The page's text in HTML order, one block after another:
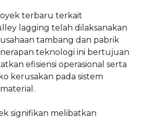
terbaru terkait
lagging telah dilaksanakan
tambang dan pabrik
teknologi ini bertujuan
efisiensi operasional serta
kerusakan pada sistem
signifikan melibatkan